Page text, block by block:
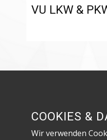
VU LKW &
COOKIES &
Wir verwenden